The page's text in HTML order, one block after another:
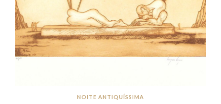
NOITE ANTIQUÍSSIMA